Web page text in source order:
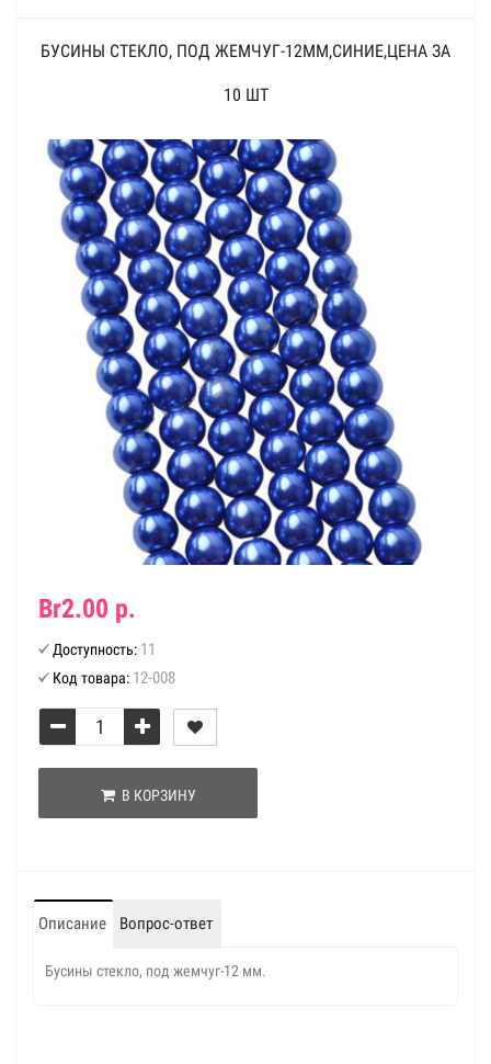
БУСИНЫ СТЕКЛО, ПОД ЖЕМЧУГ-12ММ,СИНИЕ,ЦЕНА ЗА
10 ШТ
Br2.00 р.
Доступность: 11
Код товара: 12-008
В КОРЗИНУ
Описание Вопрос-ответ
Бусины стекло, под жемчуг-12 мм.